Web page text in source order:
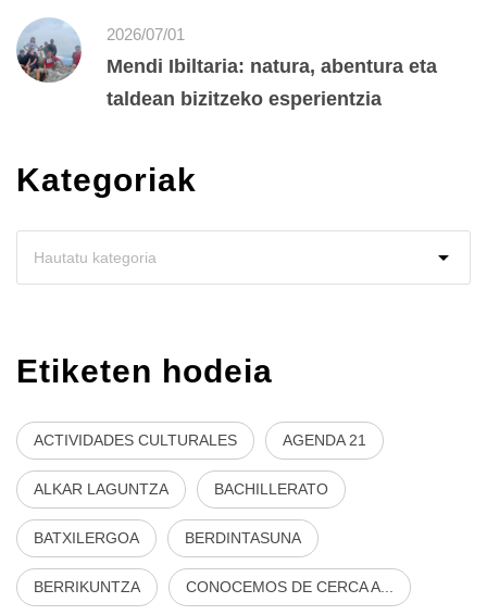
2026/07/01
Mendi Ibiltaria: natura, abentura eta
taldean bizitzeko esperientzia
Kategoriak
Etiketen hodeia
ACTIVIDADES CULTURALES AGENDA 21
ALKAR LAGUNTZA BACHILLERATO
BATXILERGOA BERDINTASUNA
BERRIKUNTZA CONOCEMOS DE CERCA A...